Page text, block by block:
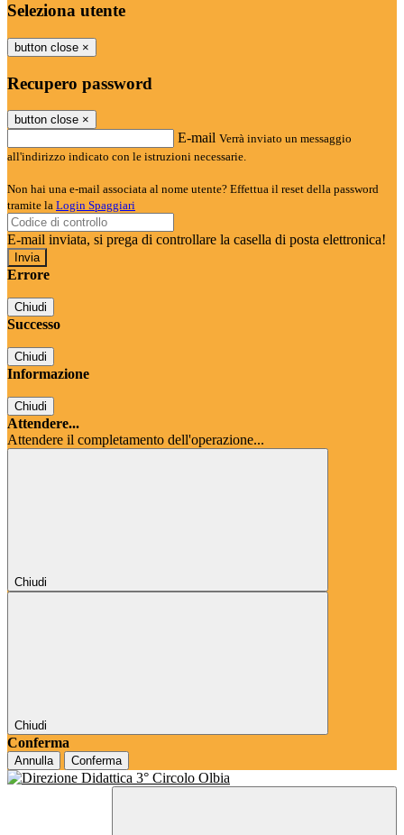
Seleziona utente
button close ×
Recupero password
button close ×
E-mail Verrà inviato un messaggio
all'indirizzo indicato con le istruzioni necessarie.
Non hai una e-mail associata al nome utente? Effettua il reset della password
tramite la Login Spaggiari
E-mail inviata, si prega di controllare la casella di posta elettronica!
Errore
Chiudi
Successo
Chiudi
Informazione
Chiudi
Attendere...
Attendere il completamento dell'operazione...
Chiudi
Chiudi
Conferma
Annulla Conferma